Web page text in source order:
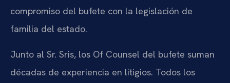
compromiso del bufete con la legislación de
familia del estado.
Junto al Sr. Sris, los Of Counsel del bufete suman
décadas de experiencia en litigios. Todos los